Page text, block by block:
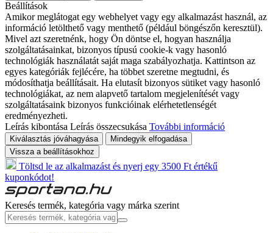
Beállítások
Amikor meglátogat egy webhelyet vagy egy alkalmazást használ, az
információ letölthető vagy menthető (például böngészőn keresztül).
Mivel azt szeretnénk, hogy Ön döntse el, hogyan használja
szolgáltatásainkat, bizonyos típusú cookie-k vagy hasonló
technológiák használatát saját maga szabályozhatja. Kattintson az
egyes kategóriák fejlécére, ha többet szeretne megtudni, és
módosíthatja beállításait. Ha elutasít bizonyos sütiket vagy hasonló
technológiákat, az nem alapvető tartalom megjelenítését vagy
szolgáltatásaink bizonyos funkcióinak elérhetetlenségét
eredményezheti.
Leírás kibontása Leírás összecsukása További információ
Kiválasztás jóváhagyása
Mindegyik elfogadása
Vissza a beállításokhoz
Töltsd le az alkalmazást és nyerj egy 3500 Ft értékű
kuponkódot!
Keresés termék, kategória vagy márka szerint